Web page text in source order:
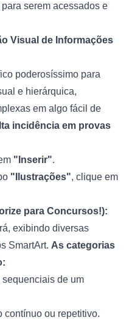
serem acessados e
Visual de Informações
poderosíssimo para
e hierárquica,
em algo fácil de
incidência em provas
"Inserir".
"Ilustrações", clique em
para Concursos!):
exibindo diversas
SmartArt. As categorias
sequenciais de um
contínuo ou repetitivo.